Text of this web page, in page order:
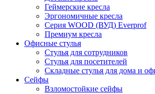
Геймерские кресла
Эргономичные кресла
Серия WOOD (ВУД) Everprof
Премиум кресла
Офисные стулья
Стулья для сотрудников
Стулья для посетителей
Складные стулья для дома и
Сейфы
Взломостойкие сейфы